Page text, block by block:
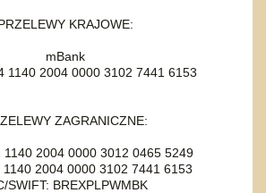
KRAJOWE:
mBank
1140 2004 0000 3102 7441 6153
ZAGRANICZNE:
1140 2004 0000 3012 0465 5249
1140 2004 0000 3102 7441 6153
SWIFT: BREXPLPWMBK